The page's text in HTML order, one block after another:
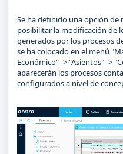
Se ha definido una opción
posibilitar la modificación de
generados por los procesos
se ha colocado en el menú
Económico" -> "Asientos" ->
aparecerán los procesos
configurados a nivel de